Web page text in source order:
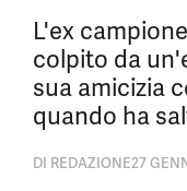
L'ex
colpito da
sua amicizia
quando ha
DI REDAZIONE27